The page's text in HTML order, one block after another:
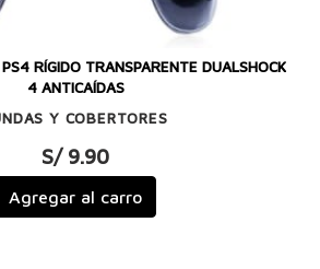
RÍGIDO TRANSPARENTE DUALSHOCK
4 ANTICAÍDAS
Y COBERTORES
S/ 9.90
Agregar al carro